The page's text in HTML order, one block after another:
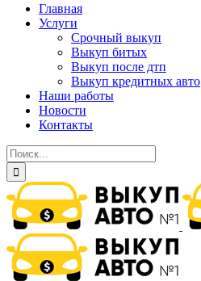
Главная
Услуги
Срочный выкуп
Выкуп битых
Выкуп после дтп
Выкуп кредитных авто
Наши работы
Новости
Контакты